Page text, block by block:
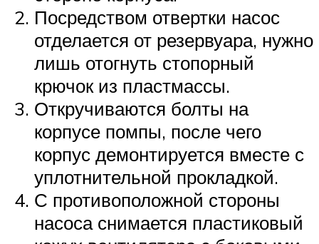
Посредством отвертки насос
отделается от резервуара, нужно
лишь отогнуть стопорный
крючок из пластмассы.
Откручиваются болты на
корпусе помпы, после чего
корпус демонтируется вместе с
уплотнительной прокладкой.
С противоположной стороны
насоса снимается пластиковый